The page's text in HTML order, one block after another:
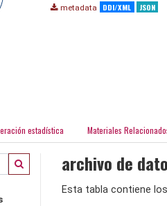
metadata DDI/XML JSON
estadística Materiales
archivo de
Esta tabla contiene